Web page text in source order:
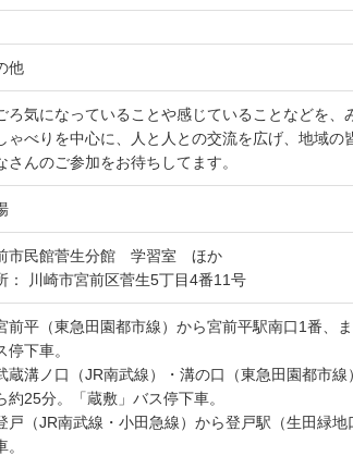
他
ろ気になっていることや感じていることなどを、
ゃべりを中心に、人と人との交流を広げ、地域の
さんのご参加をお待ちしてます。
市民館菅生分館 学習室 ほか
： 川崎市宮前区菅生5丁目4番11号
前平（東急田園都市線）から宮前平駅南口1番、
停下車。
蔵溝ノ口（JR南武線）・溝の口（東急田園都市
約25分。「蔵敷」バス停下車。
戸（JR南武線・小田急線）から登戸駅（生田緑
。